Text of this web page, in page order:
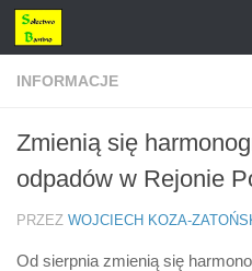
Przejdź do treści
INFORMACJE
Zmienią się
odpadów w Rejonie
PRZEZ WOJCIECH KOZA-
Od sierpnia zmienią się